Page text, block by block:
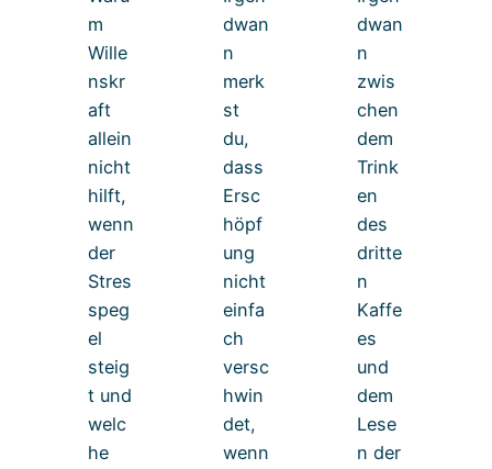
m
Wille
nskr
aft
allein
nicht
hilft,
wenn
der
Stres
speg
el
steig
t und
welc
he
dwan
n
merk
st
du,
dass
Ersc
höpf
ung
nicht
einfa
ch
versc
hwin
det,
wenn
dwan
n
zwis
chen
dem
Trink
en
des
dritte
n
Kaffe
es
und
dem
Lese
n der